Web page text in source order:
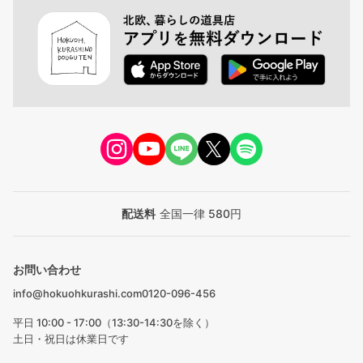
配送料 全国一律 580円
お問い合わせ
info@hokuohkurashi.com0120-096-456
平日 10:00 - 17:00（13:30-14:30を除く）
土日・祝日は休業日です